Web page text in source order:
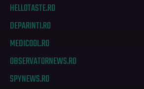
HELLOTASTE.RO
DEPARINTI.RO
MEDICOOL.RO
OBSERVATORNEWS.RO
SPYNEWS.RO